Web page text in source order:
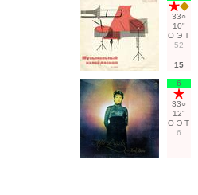
33○
10"
О Э Т
52
15
6
33○
12"
О Э Т
6